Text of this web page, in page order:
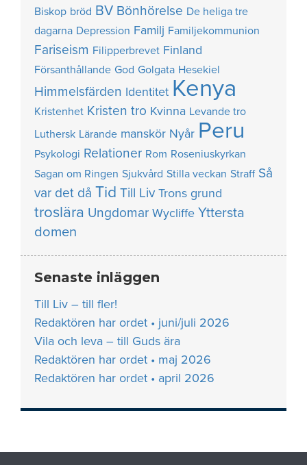
Biskop bröd BV Bönhörelse De heliga tre
dagarna Depression Familj Familjekommunion
Fariseism Filipperbrevet Finland
Försanthållande God Golgata Hesekiel
Himmelsfärden Identitet Kenya
Kristenhet Kristen tro Kvinna Levande tro
Luthersk Lärande manskör Nyår Peru
Psykologi Relationer Rom Roseniuskyrkan
Sagan om Ringen Sjukvård Stilla veckan Straff Så
var det då Tid Till Liv Trons grund
troslära Ungdomar Wycliffe Yttersta
domen
Senaste inläggen
Till Liv – till fler!
Redaktören har ordet • juni/juli 2026
Vila och leva – till Guds ära
Redaktören har ordet • maj 2026
Redaktören har ordet • april 2026